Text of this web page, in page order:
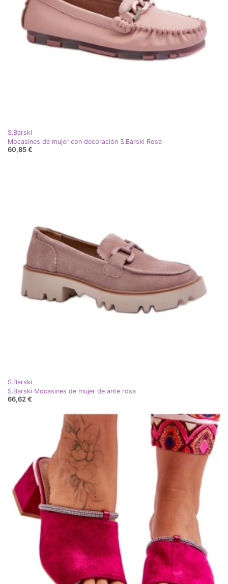
S.Barski
Mocasines de mujer con decoración S.Barski Rosa
60,85 €
S.Barski
S.Barski Mocasines de mujer de ante rosa
66,62 €